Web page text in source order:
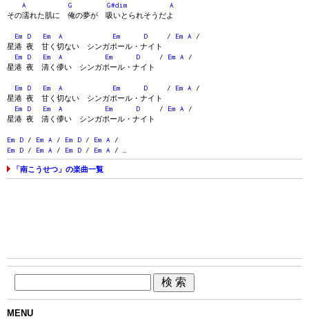
A
G G#dim
A
その濡れた肌に 俺の夢が 吸いとられそうだよ
Em D Em A Em D / Em A /
星港 夜 甘く切ない シンガポール・ナイト
Em
D Em A Em D / Em A /
星港 夜 清く儚い シンガポール・ナイト
Em D Em A Em D / Em A /
星港 夜 甘く切ない シンガポール・ナイト
Em
D Em A Em D / Em A /
星港 夜 清く儚い シンガポール・ナイト
Em D / Em A / Em D / Em A /
Em
D / Em A / Em D / Em A / …
「南こうせつ」の楽曲一覧
MENU